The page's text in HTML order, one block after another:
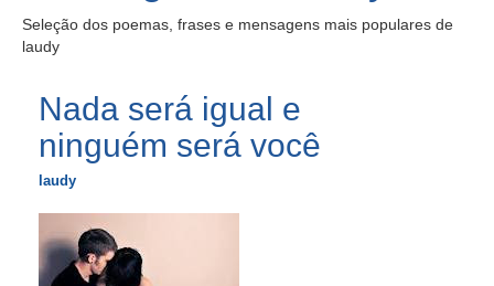
Seleção dos poemas, frases e mensagens mais populares de
laudy
Nada será igual e
ninguém será você
laudy